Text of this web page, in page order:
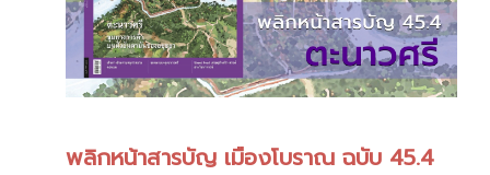
พลิกหน้าสารบัญ เมืองโบราณ ฉบับ 45.4